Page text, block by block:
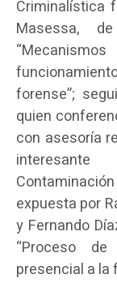
Criminalística
Masessa,
forense”;
quien
con asesoría
expuesta por
y Fernando
“Proceso
presencial a la